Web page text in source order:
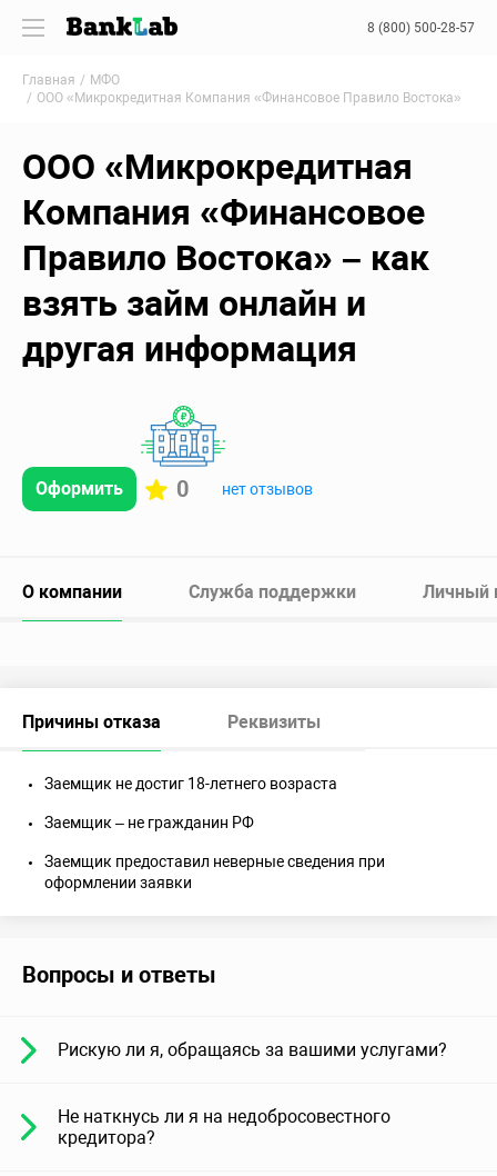
8 (800) 500-28-57
Главная
МФО
ООО «Микрокредитная Компания «Финансовое Правило Востока»
ООО «Микрокредитная
Компания «Финансовое
Правило Востока» – как
взять займ онлайн и
другая информация
Оформить 0 нет отзывов
О компании Служба поддержки Личный
Причины отказа Реквизиты
Заемщик не достиг 18-летнего возраста
Заемщик – не гражданин РФ
Заемщик предоставил неверные сведения при
оформлении заявки
Вопросы и ответы
Рискую ли я, обращаясь за вашими услугами?
Не наткнусь ли я на недобросовестного
кредитора?